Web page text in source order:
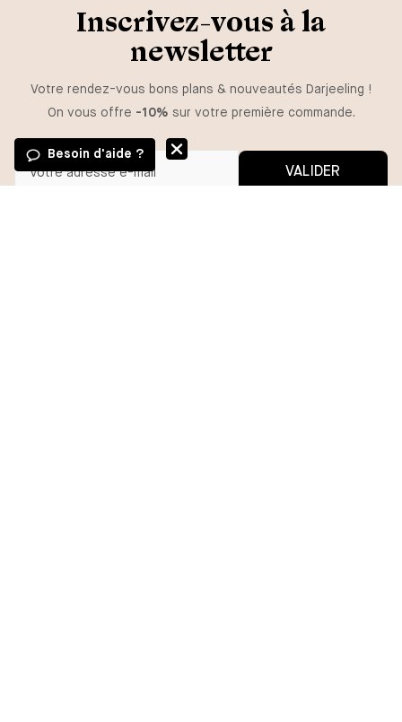
Inscrivez-vous à la
newsletter
Votre rendez-vous bons plans & nouveautés Darjeeling !
On vous offre -10% sur votre première commande.
VALIDER
Besoin d'aide ?